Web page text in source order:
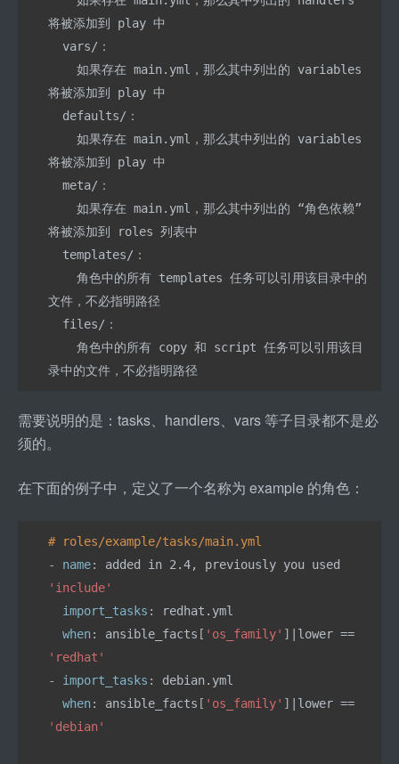
将被添加到 play 中
  vars/：
将被添加到 play 中
  defaults/：
将被添加到 play 中
  meta/：
将被添加到 roles 列表中
  templates/：
文件，不必指明路径
  files/：
录中的文件，不必指明路径
需要说明的是：tasks、handlers、vars 等子目录都不是必
须的。
在下面的例子中，定义了一个名称为 example 的角色：
# roles/example/tasks/main.yml
- name:
'include'
  import_tasks
:
redhat.yml
  when
: ansible_facts [ 'os_family' ]
'redhat'
- import_tasks : debian.yml
  when
: ansible_facts [ 'os_family' ]
'debian'